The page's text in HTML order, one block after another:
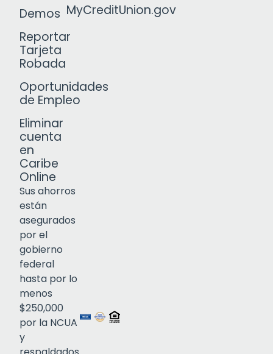
Demos
Reportar
Tarjeta
Robada
Oportunidades
de Empleo
Eliminar
cuenta
en
Caribe
Online
MyCreditUnion.gov
Sus ahorros
están
asegurados
por el
gobierno
federal
hasta por lo
menos
$250,000
por la NCUA
y